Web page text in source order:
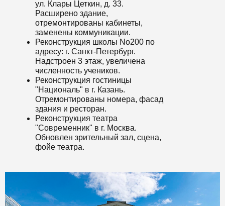
ул. Клары Цеткин, д. 33.
Расширено здание,
отремонтированы кабинеты,
заменены коммуникации.
Реконструкция школы No200 по
адресу: г. Санкт-Петербург.
Надстроен 3 этаж, увеличена
численность учеников.
Реконструкция гостиницы
"Националь" в г. Казань.
Отремонтированы номера, фасад
здания и ресторан.
Реконструкция театра
"Современник" в г. Москва.
Обновлен зрительный зал, сцена,
фойе театра.